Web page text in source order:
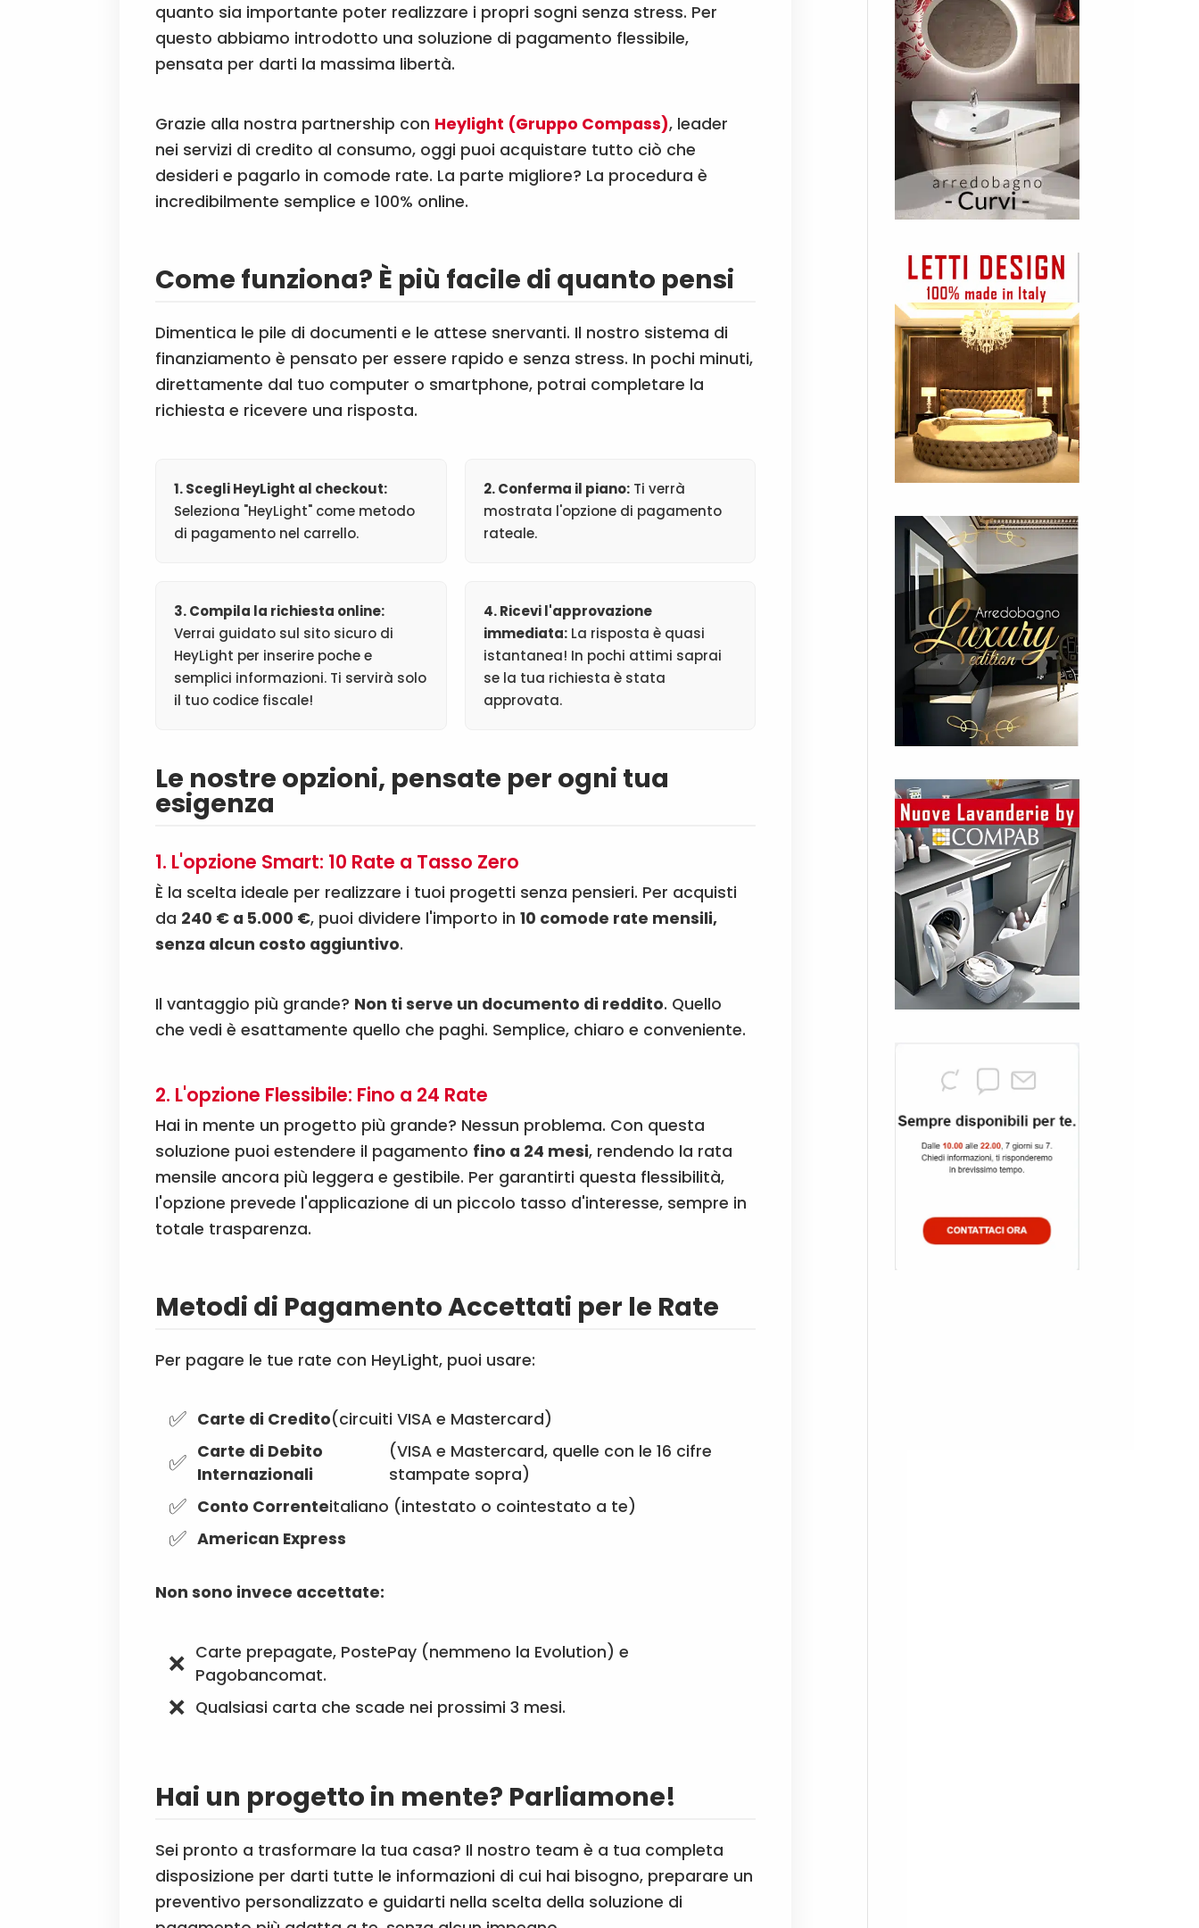
quanto sia importante poter realizzare i propri sogni senza stress. Per
questo abbiamo introdotto una soluzione di pagamento flessibile,
pensata per darti la massima libertà.
Grazie alla nostra partnership con Heylight (Gruppo Compass), leader
nei servizi di credito al consumo, oggi puoi acquistare tutto ciò che
desideri e pagarlo in comode rate. La parte migliore? La procedura è
incredibilmente semplice e 100% online.
Come funziona? È più facile di quanto pensi
Dimentica le pile di documenti e le attese snervanti. Il nostro sistema di
finanziamento è pensato per essere rapido e senza stress. In pochi minuti,
direttamente dal tuo computer o smartphone, potrai completare la
richiesta e ricevere una risposta.
1. Scegli HeyLight al checkout:
Seleziona "HeyLight" come metodo
di pagamento nel carrello.
2. Conferma il piano:Ti verrà
mostrata l'opzione di pagamento
rateale.
3. Compila la richiesta online:
Verrai guidato sul sito sicuro di
HeyLight per inserire poche e
semplici informazioni. Ti servirà solo
il tuo codice fiscale!
4. Ricevi l'approvazione
immediata:La risposta è quasi
istantanea! In pochi attimi saprai
se la tua richiesta è stata
approvata.
Le nostre opzioni, pensate per ogni tua
esigenza
1. L'opzione Smart: 10 Rate a Tasso Zero
È la scelta ideale per realizzare i tuoi progetti senza pensieri. Per acquisti
da 240 € a 5.000 €, puoi dividere l'importo in10 comode rate mensili,
senza alcun costo aggiuntivo.
Il vantaggio più grande? Non ti serve un documento di reddito. Quello
che vedi è esattamente quello che paghi. Semplice, chiaro e conveniente.
2. L'opzione Flessibile: Fino a 24 Rate
Hai in mente un progetto più grande? Nessun problema. Con questa
soluzione puoi estendere il pagamento fino a 24 mesi, rendendo la rata
mensile ancora più leggera e gestibile. Per garantirti questa flessibilità,
l'opzione prevede l'applicazione di un piccolo tasso d'interesse, sempre in
totale trasparenza.
Metodi di Pagamento Accettati per le Rate
Per pagare le tue rate con HeyLight, puoi usare:
Carte di Credito(circuiti VISA e Mastercard)
Carte di Debito
Internazionali
(VISA e Mastercard, quelle con le 16 cifre
stampate sopra)
Conto Correnteitaliano (intestato o cointestato a te)
American Express
Non sono invece accettate:
Carte prepagate, PostePay (nemmeno la Evolution) e
Pagobancomat.
Qualsiasi carta che scade nei prossimi 3 mesi.
Hai un progetto in mente? Parliamone!
Sei pronto a trasformare la tua casa? Il nostro team è a tua completa
disposizione per darti tutte le informazioni di cui hai bisogno, preparare un
preventivo personalizzato e guidarti nella scelta della soluzione di